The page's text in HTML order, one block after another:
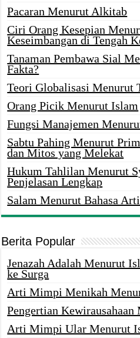
Pacaran Menurut Alkitab
Ciri Orang Kesepian
Keseimbangan di Tengah
Tanaman Pembawa Sial
Fakta?
Teori Globalisasi Menurut
Orang Picik Menurut Islam
Fungsi Manajemen
Sabtu Pahing Menurut
dan Mitos yang Melekat
Hukum Tahlilan Menurut
Penjelasan Lengkap
Salam Menurut Bahasa
Berita Popular
Jenazah Adalah Menurut
ke Surga
Arti Mimpi Menikah
Pengertian
Arti Mimpi Ular Menurut